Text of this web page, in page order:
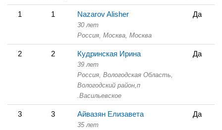
1 1 Nazarov Alisher
30 лет
Россия, Москва, Москва
Да
2 2 Кудринская Ирина
39 лет
Россия, Вологодская Область,
Вологодский район,п
.Васильевское
Да
3 3 Айвазян Елизавета
35 лет
Да